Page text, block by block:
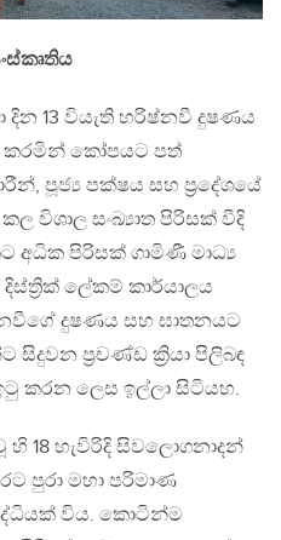
දින 13 වියැති හරිෂ්නවී දුෂණය
කරමින් කෝපයට පත්
පූජ්‍ය පක්ෂය සහ ප්‍රදේශයේ
විශාල සංඛ්‍යාත පිරිසක් වීදි
අධික පිරිසක් ගාමිණී මාධ්‍ය
ලේකම් කාර්යාලය
දුෂණය සහ ඝාතනයට
ප්‍රචණ්ඩ ක්‍රියා පිලිබඳ
කරන ලෙස ඉල්ලා සිටියහ.
18 හැවිරිදි සිවලොගනාදන්
පුරා මහා පරිමාණ
විය. කොටින්ම